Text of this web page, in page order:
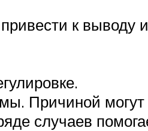
к выводу
Причиной могут
случаев